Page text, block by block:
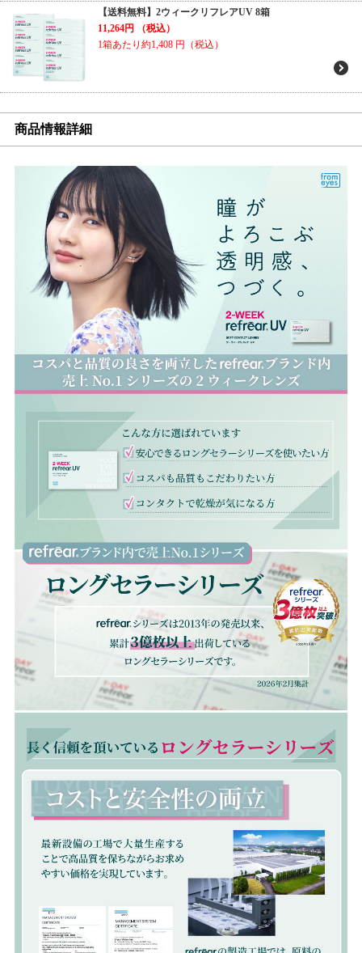
【送料無料】2ウィークリフレアUV 8箱
11,264円
（税込）
1箱あたり約1,408 円（税込）
商品情報詳細